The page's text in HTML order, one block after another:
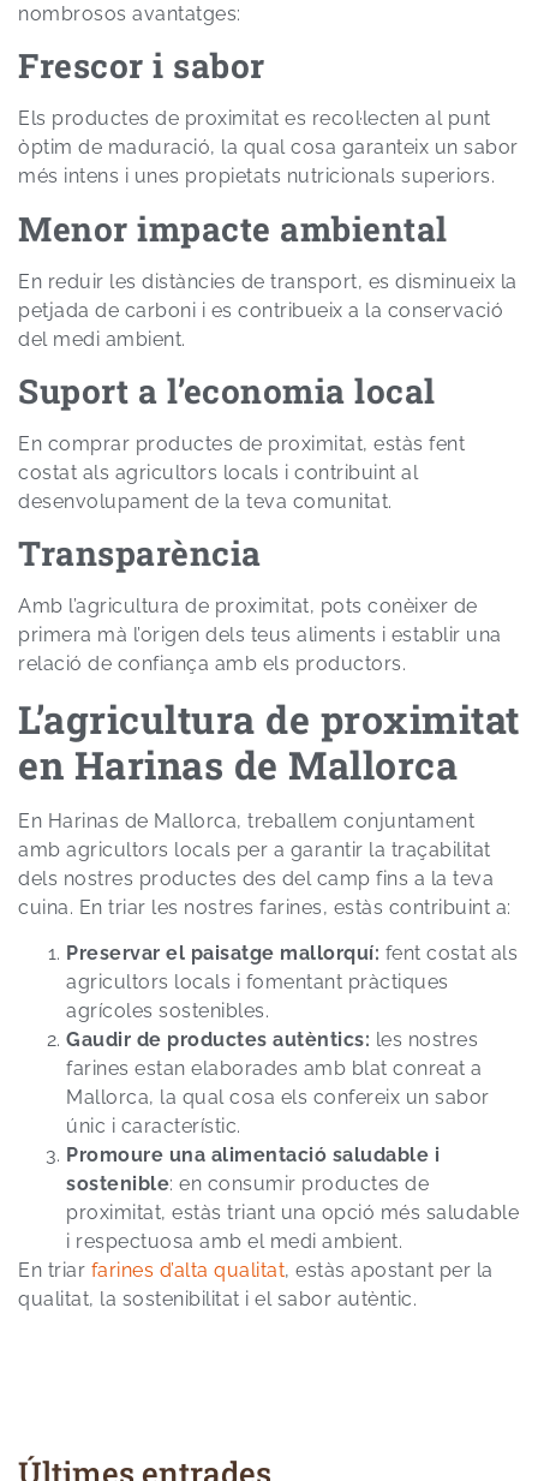
nombrosos avantatges:
Frescor i sabor
Els productes de proximitat es recol·lecten al punt
òptim de maduració, la qual cosa garanteix un sabor
més intens i unes propietats nutricionals superiors.
Menor impacte ambiental
En reduir les distàncies de transport, es disminueix la
petjada de carboni i es contribueix a la conservació
del medi ambient.
Suport a l’economia local
En comprar productes de proximitat, estàs fent
costat als agricultors locals i contribuint al
desenvolupament de la teva comunitat.
Transparència
Amb l’agricultura de proximitat, pots conèixer de
primera mà l’origen dels teus aliments i establir una
relació de confiança amb els productors.
L’agricultura de proximitat
en Harinas de Mallorca
En Harinas de Mallorca, treballem conjuntament
amb agricultors locals per a garantir la traçabilitat
dels nostres productes des del camp fins a la teva
cuina. En triar les nostres farines, estàs contribuint a:
Preservar el paisatge mallorquí: fent costat als
agricultors locals i fomentant pràctiques
agrícoles sostenibles.
Gaudir de productes autèntics: les nostres
farines estan elaborades amb blat conreat a
Mallorca, la qual cosa els confereix un sabor
únic i característic.
Promoure una alimentació saludable i
sostenible: en consumir productes de
proximitat, estàs triant una opció més saludable
i respectuosa amb el medi ambient.
En triar farines d’alta qualitat, estàs apostant per la
qualitat, la sostenibilitat i el sabor autèntic.
Últimes entrades